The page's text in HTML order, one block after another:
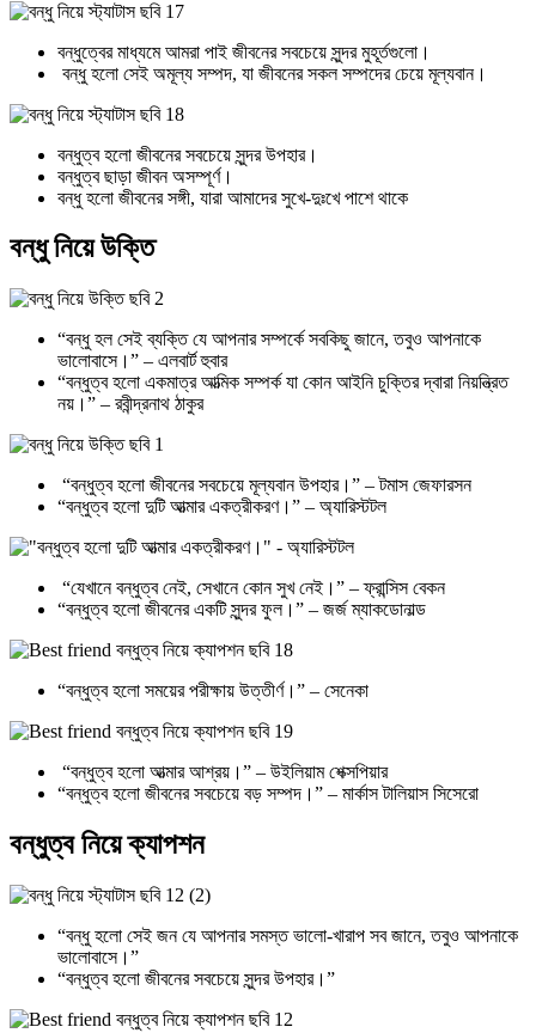
বন্ধুত্বের মাধ্যমে আমরা পাই জীবনের সবচেয়ে সুন্দর মুহূর্তগুলো।
বন্ধু হলো সেই অমূল্য সম্পদ, যা জীবনের সকল সম্পদের চেয়ে মূল্যবান।
বন্ধুত্ব হলো জীবনের সবচেয়ে সুন্দর উপহার।
বন্ধুত্ব ছাড়া জীবন অসম্পূর্ণ।
বন্ধু হলো জীবনের সঙ্গী, যারা আমাদের সুখে-দুঃখে পাশে থাকে
বন্ধু নিয়ে উক্তি
“বন্ধু হল সেই ব্যক্তি যে আপনার সম্পর্কে সবকিছু জানে, তবুও আপনাকে
ভালোবাসে।” – এলবার্ট হুবার
“বন্ধুত্ব হলো একমাত্র আত্মিক সম্পর্ক যা কোন আইনি চুক্তির দ্বারা নিয়ন্ত্রিত
নয়।” – রবীন্দ্রনাথ ঠাকুর
“বন্ধুত্ব হলো জীবনের সবচেয়ে মূল্যবান উপহার।” – টমাস জেফারসন
“বন্ধুত্ব হলো দুটি আত্মার একত্রীকরণ।” – অ্যারিস্টটল
“যেখানে বন্ধুত্ব নেই, সেখানে কোন সুখ নেই।” – ফ্রান্সিস বেকন
“বন্ধুত্ব হলো জীবনের একটি সুন্দর ফুল।” – জর্জ ম্যাকডোনাল্ড
“বন্ধুত্ব হলো সময়ের পরীক্ষায় উত্তীর্ণ।” – সেনেকা
“বন্ধুত্ব হলো আত্মার আশ্রয়।” – উইলিয়াম শেক্সপিয়ার
“বন্ধুত্ব হলো জীবনের সবচেয়ে বড় সম্পদ।” – মার্কাস টালিয়াস সিসেরো
বন্ধুত্ব নিয়ে ক্যাপশন
“বন্ধু হলো সেই জন যে আপনার সমস্ত ভালো-খারাপ সব জানে, তবুও আপনাকে
ভালোবাসে।”
“বন্ধুত্ব হলো জীবনের সবচেয়ে সুন্দর উপহার।”